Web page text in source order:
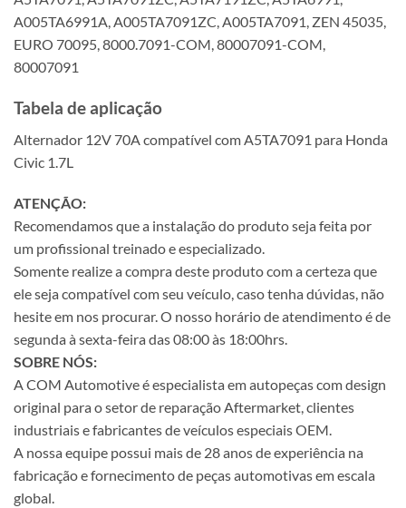
A005TA6991A, A005TA7091ZC, A005TA7091, ZEN 45035,
EURO 70095, 8000.7091-COM, 80007091-COM,
80007091
Tabela de aplicação
Alternador 12V 70A compatível com A5TA7091 para Honda
Civic 1.7L
ATENÇÃO:
Recomendamos que a instalação do produto seja feita por
um profissional treinado e especializado.
Somente realize a compra deste produto com a certeza que
ele seja compatível com seu veículo, caso tenha dúvidas, não
hesite em nos procurar. O nosso horário de atendimento é de
segunda à sexta-feira das 08:00 às 18:00hrs.
SOBRE NÓS:
A COM Automotive é especialista em autopeças com design
original para o setor de reparação Aftermarket, clientes
industriais e fabricantes de veículos especiais OEM.
A nossa equipe possui mais de 28 anos de experiência na
fabricação e fornecimento de peças automotivas em escala
global.